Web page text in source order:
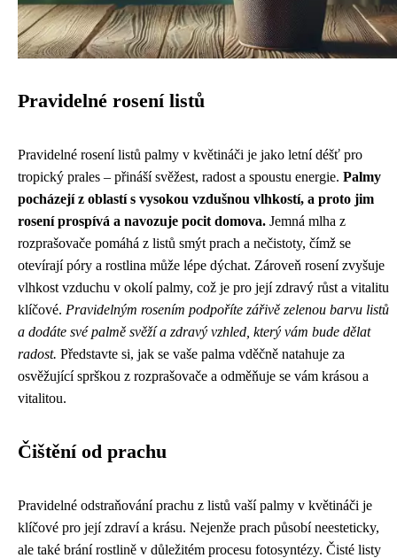
Pravidelné rosení listů
Pravidelné rosení listů palmy v květináči je jako letní déšť pro
tropický prales – přináší svěžest, radost a spoustu energie. Palmy
pocházejí z oblastí s vysokou vzdušnou vlhkostí, a proto jim
rosení prospívá a navozuje pocit domova. Jemná mlha z
rozprašovače pomáhá z listů smýt prach a nečistoty, čímž se
otevírají póry a rostlina může lépe dýchat. Zároveň rosení zvyšuje
vlhkost vzduchu v okolí palmy, což je pro její zdravý růst a vitalitu
klíčové. Pravidelným rosením podpoříte zářivě zelenou barvu listů
a dodáte své palmě svěží a zdravý vzhled, který vám bude dělat
radost. Představte si, jak se vaše palma vděčně natahuje za
osvěžující sprškou z rozprašovače a odměňuje se vám krásou a
vitalitou.
Čištění od prachu
Pravidelné odstraňování prachu z listů vaší palmy v květináči je
klíčové pro její zdraví a krásu. Nejenže prach působí neesteticky,
ale také brání rostlině v důležitém procesu fotosyntézy. Čisté listy